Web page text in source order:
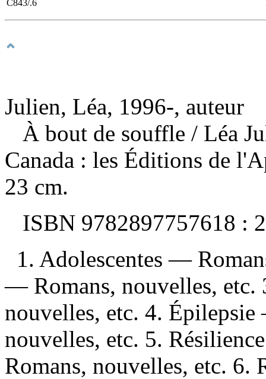
C843/.6
Julien, Léa, 1996-, auteur
À bout de souffle / Léa
Canada : les Éditions de
23 cm.
ISBN 9782897757618 :
1. Adolescentes —
— Romans, nouvelles, etc.
nouvelles, etc. 4.
nouvelles, etc. 5.
Romans, nouvelles, etc. 6.